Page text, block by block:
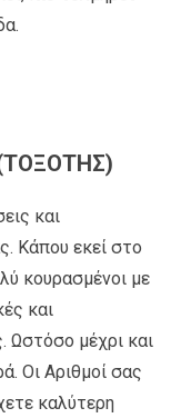
και
Κάπου εκεί στο
κουρασμένοι με
και
Ωστόσο μέχρι και
Οι Αριθμοί σας
καλύτερη